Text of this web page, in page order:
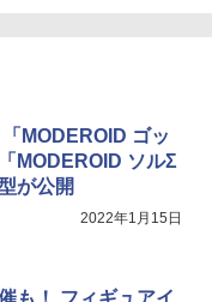
倍＆3％クーポン】
アコキハンドガン用強
ゴムパッキンセット
S.H.フィギュアー
GHOST IN THE SHE
PVC&ABS製 塗
ヤスリ Type-S 【プ
】 超極細 ガラスヤ
ンプラ プラモデル ゲ
ップコート 水性プレ
スプレー つや消し 8
材 B603
MODEROID ゴッ
MODEROID ソルΣ
が公開
2022年1月15日
も！ フィギュアイ